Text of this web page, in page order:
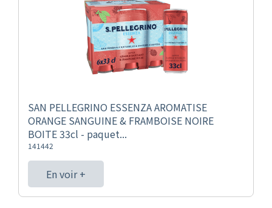
SAN PELLEGRINO ESSENZA AROMATISE
ORANGE SANGUINE & FRAMBOISE NOIRE
BOITE 33cl - paquet...
141442
En voir +